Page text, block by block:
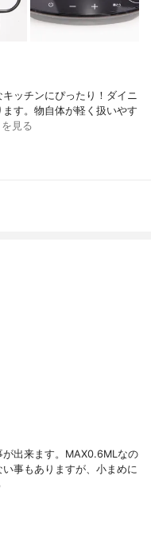
ッチンにぴったり！ダイニ
す。物自体が軽く扱いやす
見る
出来ます。MAX0.6MLなの
事もありますが、小まめに